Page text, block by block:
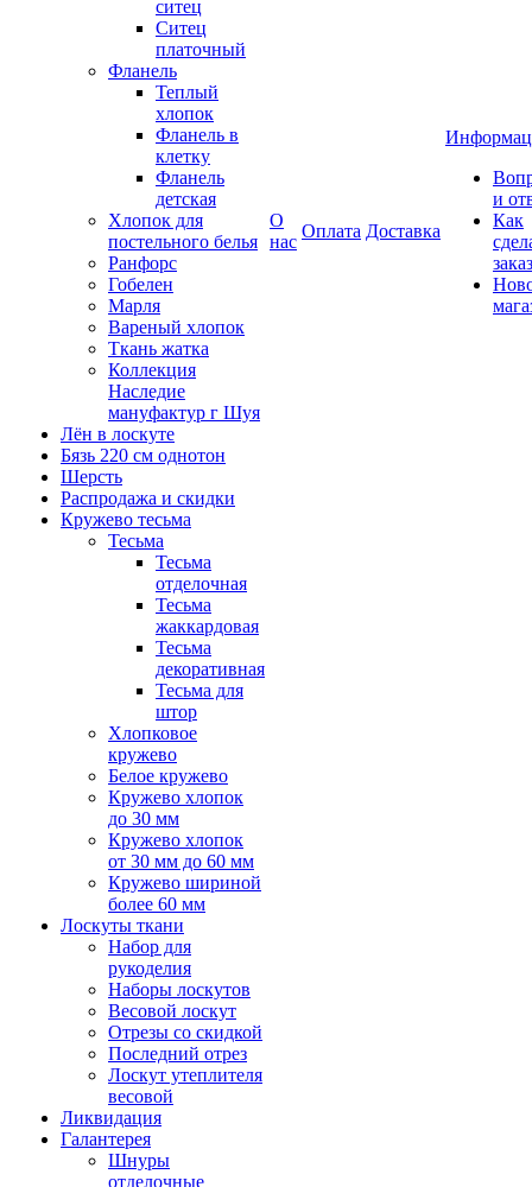
ситец
Ситец
платочный
Фланель
Теплый
хлопок
Фланель в
клетку
Фланель
детская
Хлопок для
постельного белья
Ранфорс
Гобелен
Марля
Вареный хлопок
Ткань жатка
Коллекция
Наследие
мануфактур г Шуя
Лён в лоскуте
Бязь 220 см однотон
Шерсть
Распродажа и скидки
Кружево тесьма
Тесьма
Тесьма
отделочная
Тесьма
жаккардовая
Тесьма
декоративная
Тесьма для
штор
Хлопковое
кружево
Белое кружево
Кружево хлопок
до 30 мм
Кружево хлопок
от 30 мм до 60 мм
Кружево шириной
более 60 мм
Лоскуты ткани
Набор для
рукоделия
Наборы лоскутов
Весовой лоскут
Отрезы со скидкой
Последний отрез
Лоскут утеплителя
весовой
Ликвидация
Галантерея
Шнуры
отделочные
О
нас
Оплата Доставка
и
Как
заказ